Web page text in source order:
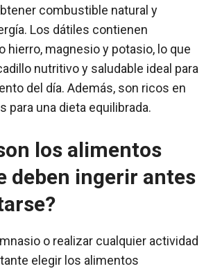
combustible natural y
Los dátiles contienen
hierro, magnesio y potasio, lo que
nutritivo y saludable ideal para
del día. Además, son ricos en
para una dieta equilibrada.
los alimentos
deben ingerir antes
o realizar cualquier actividad
elegir los alimentos